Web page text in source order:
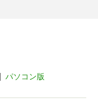
パソコン版